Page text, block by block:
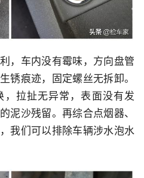
，车内没有霉味，方向盘管
锈痕迹，固定螺丝无拆卸。
拉扯无异常，表面没有发
泥沙残留。再综合点烟器、
我们可以排除车辆涉水泡水